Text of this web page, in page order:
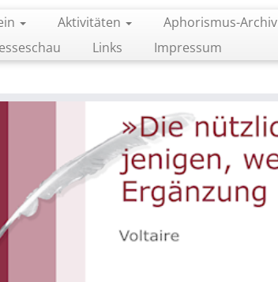
Aktivitäten Aphorismus-Archiv
Links Impressum